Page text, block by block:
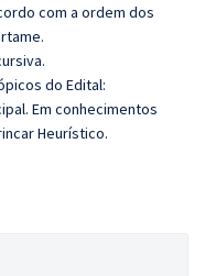
com a ordem dos
do Edital:
Em conhecimentos
Heurístico.